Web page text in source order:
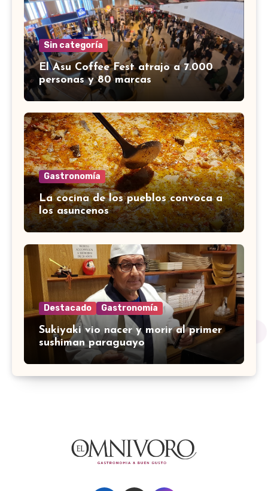
Sin categoría
El Asu Coffee Fest atrajo a 7.000
personas y 80 marcas
Gastronomía
La cocina de los pueblos convoca a
los asuncenos
Destacado Gastronomía
Sukiyaki vio nacer y morir al primer
sushiman paraguayo